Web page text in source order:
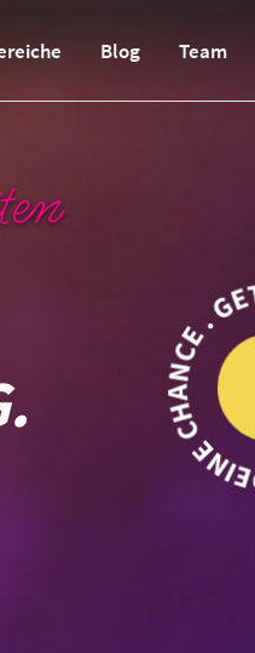
Blog Team